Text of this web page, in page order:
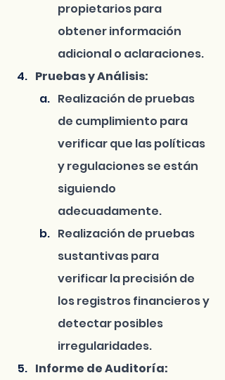
propietarios para
obtener información
adicional o aclaraciones.
Pruebas y Análisis:
Realización de pruebas
de cumplimiento para
verificar que las políticas
y regulaciones se están
siguiendo
adecuadamente.
Realización de pruebas
sustantivas para
verificar la precisión de
los registros financieros y
detectar posibles
irregularidades.
Informe de Auditoría: